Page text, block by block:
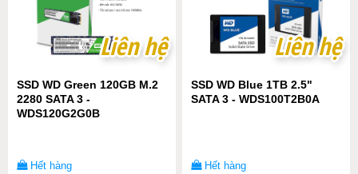
Liên hệ
Liên hệ
SSD WD Green 120GB M.2
2280 SATA 3 -
WDS120G2G0B
Hết hàng
Liên hệ
Liên hệ
SSD WD Blue 1TB 2.5"
SATA 3 - WDS100T2B0A
Hết hàng